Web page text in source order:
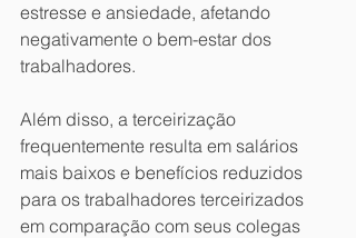
estresse e ansiedade, afetando
negativamente o bem-estar dos
trabalhadores.
Além disso, a terceirização
frequentemente resulta em salários
mais baixos e benefícios reduzidos
para os trabalhadores terceirizados
em comparação com seus colegas